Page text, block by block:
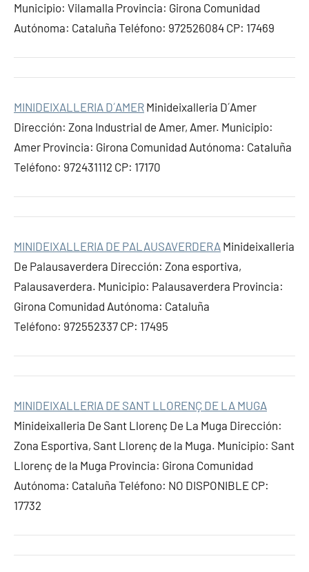
Municipio: Vilamalla Provincia: Girona Comunidad
Autónoma: Cataluña Teléfono: 972526084 CP: 17469
MINIDEIXALLERIA D´AMER Minideixalleria D´Amer
Dirección: Zona Industrial de Amer, Amer. Municipio:
Amer Provincia: Girona Comunidad Autónoma: Cataluña
Teléfono: 972431112 CP: 17170
MINIDEIXALLERIA DE PALAUSAVERDERA Minideixalleria
De Palausaverdera Dirección: Zona esportiva,
Palausaverdera. Municipio: Palausaverdera Provincia:
Girona Comunidad Autónoma: Cataluña
Teléfono: 972552337 CP: 17495
MINIDEIXALLERIA DE SANT LLORENÇ DE LA MUGA
Minideixalleria De Sant Llorenç De La Muga Dirección:
Zona Esportiva, Sant Llorenç de la Muga. Municipio: Sant
Llorenç de la Muga Provincia: Girona Comunidad
Autónoma: Cataluña Teléfono: NO DISPONIBLE CP:
17732